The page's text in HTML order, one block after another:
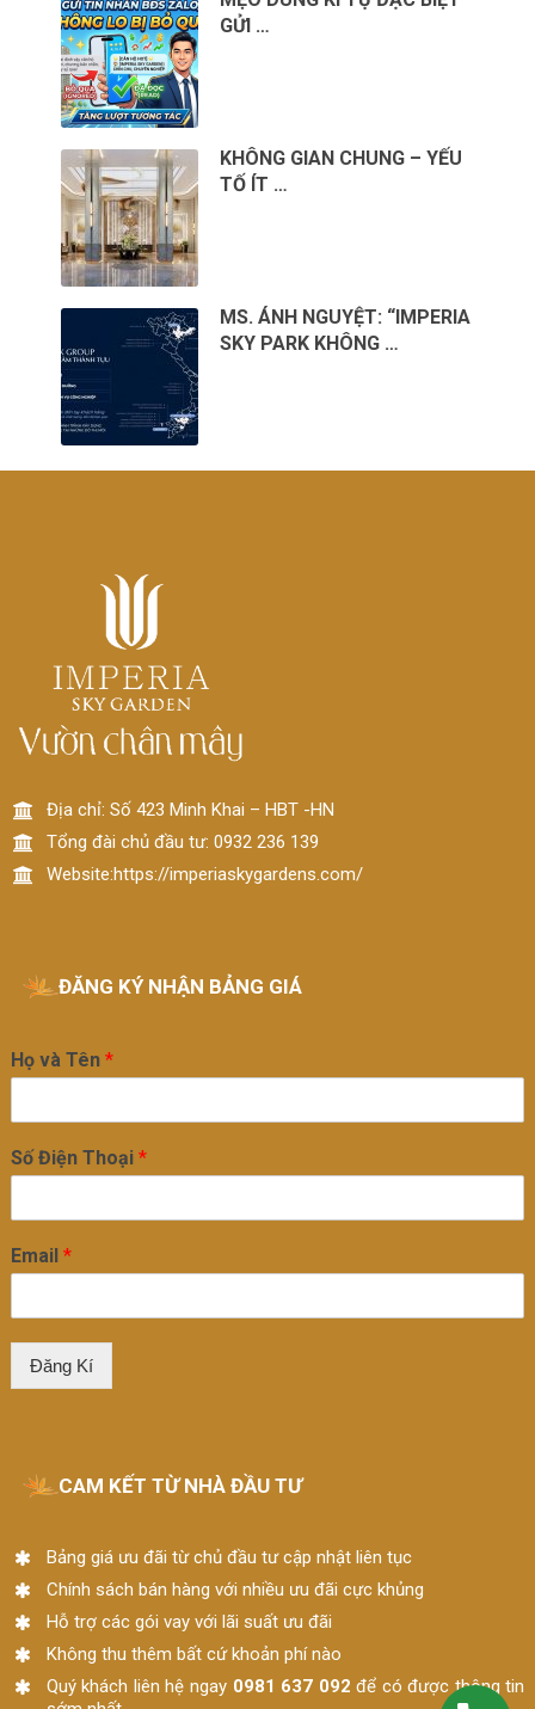
GỬI …
KHÔNG GIAN CHUNG – YẾU
TỐ ÍT …
MS. ÁNH NGUYỆT: “IMPERIA
SKY PARK KHÔNG …
Địa chỉ: Số 423 Minh Khai – HBT -HN
Tổng đài chủ đầu tư: 0932 236 139
Website:https://imperiaskygardens.com/
ĐĂNG KÝ NHẬN BẢNG GIÁ
Họ và Tên *
Số Điện Thoại *
Email *
Đăng Kí
CAM KẾT TỪ NHÀ ĐẦU TƯ
Bảng giá ưu đãi từ chủ đầu tư cập nhật liên tục
Chính sách bán hàng với nhiều ưu đãi cực khủng
Hỗ trợ các gói vay với lãi suất ưu đãi
Không thu thêm bất cứ khoản phí nào
Quý khách liên hệ ngay 0981 637 092 để có được thông tin